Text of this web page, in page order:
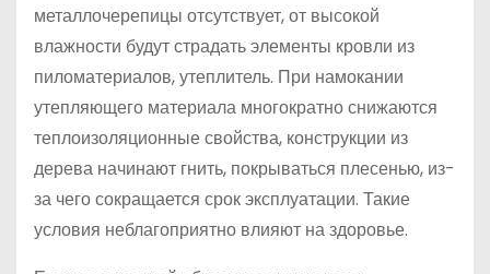
металлочерепицы отсутствует, от высокой
влажности будут страдать элементы кровли из
пиломатериалов, утеплитель. При намокании
утепляющего материала многократно снижаются
теплоизоляционные свойства, конструкции из
дерева начинают гнить, покрываться плесенью, из-
за чего сокращается срок эксплуатации. Такие
условия неблагоприятно влияют на здоровье.